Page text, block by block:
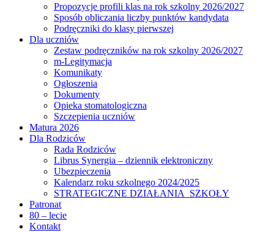
Propozycje profili klas na rok szkolny 2026/2027
Sposób obliczania liczby punktów kandydata
Podręczniki do klasy pierwszej
Dla uczniów
Zestaw podręczników na rok szkolny 2026/2027
m-Legitymacja
Komunikaty
Ogłoszenia
Dokumenty
Opieka stomatologiczna
Szczepienia uczniów
Matura 2026
Dla Rodziców
Rada Rodziców
Librus Synergia – dziennik elektroniczny
Ubezpieczenia
Kalendarz roku szkolnego 2024/2025
STRATEGICZNE DZIAŁANIA SZKOŁY
Patronat
80 – lecie
Kontakt